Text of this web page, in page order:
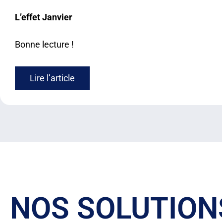
L’effet Janvier​
Bonne lecture !
Lire l’article
NOS